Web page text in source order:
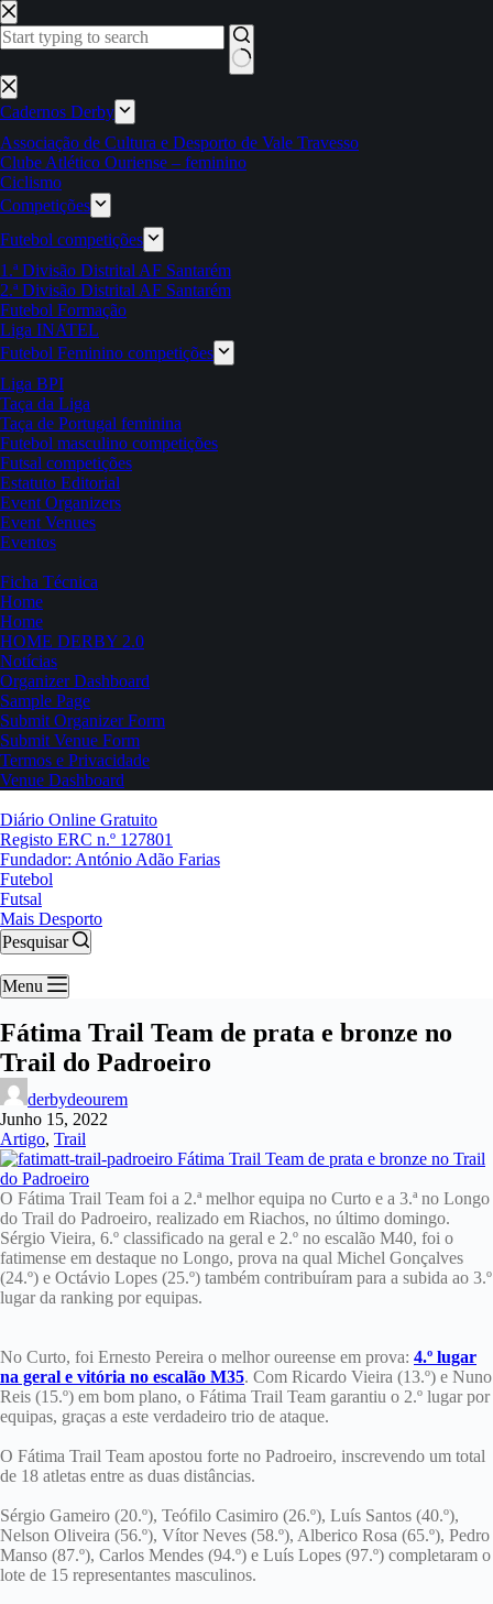
Pular
para
o
Sem
resultados
Cadernos Derby
Associação de Cultura e Desporto de Vale Travesso
Clube Atlético Ouriense – feminino
Ciclismo
Competições
Futebol competições
1.ª Divisão Distrital AF Santarém
2.ª Divisão Distrital AF Santarém
Futebol Formação
Liga INATEL
Futebol Feminino competições
Liga BPI
Taça da Liga
Taça de Portugal feminina
Futebol masculino competições
Futsal competições
Estatuto Editorial
Event Organizers
Event Venues
Eventos
Ficha Técnica
Home
Home
HOME DERBY 2.0
Notícias
Organizer Dashboard
Sample Page
Submit Organizer Form
Submit Venue Form
Termos e Privacidade
Venue Dashboard
Diário Online Gratuito
Registo ERC n.º 127801
Fundador: António Adão Farias
Futebol
Futsal
Mais Desporto
Pesquisar
Menu
Fátima Trail Team de prata e bronze no
Trail do Padroeiro
derbydeourem
Junho 15, 2022
Artigo, Trail
O Fátima Trail Team foi a 2.ª melhor equipa no Curto e a 3.ª no Longo
do Trail do Padroeiro, realizado em Riachos, no último domingo.
Sérgio Vieira, 6.º classificado na geral e 2.º no escalão M40, foi o
fatimense em destaque no Longo, prova na qual Michel Gonçalves
(24.º) e Octávio Lopes (25.º) também contribuíram para a subida ao 3.º
lugar da ranking por equipas.
No Curto, foi Ernesto Pereira o melhor oureense em prova: 4.º lugar
na geral e vitória no escalão M35. Com Ricardo Vieira (13.º) e Nuno
Reis (15.º) em bom plano, o Fátima Trail Team garantiu o 2.º lugar por
equipas, graças a este verdadeiro trio de ataque.
O Fátima Trail Team apostou forte no Padroeiro, inscrevendo um total
de 18 atletas entre as duas distâncias.
Sérgio Gameiro (20.º), Teófilo Casimiro (26.º), Luís Santos (40.º),
Nelson Oliveira (56.º), Vítor Neves (58.º), Alberico Rosa (65.º), Pedro
Manso (87.º), Carlos Mendes (94.º) e Luís Lopes (97.º) completaram o
lote de 15 representantes masculinos.